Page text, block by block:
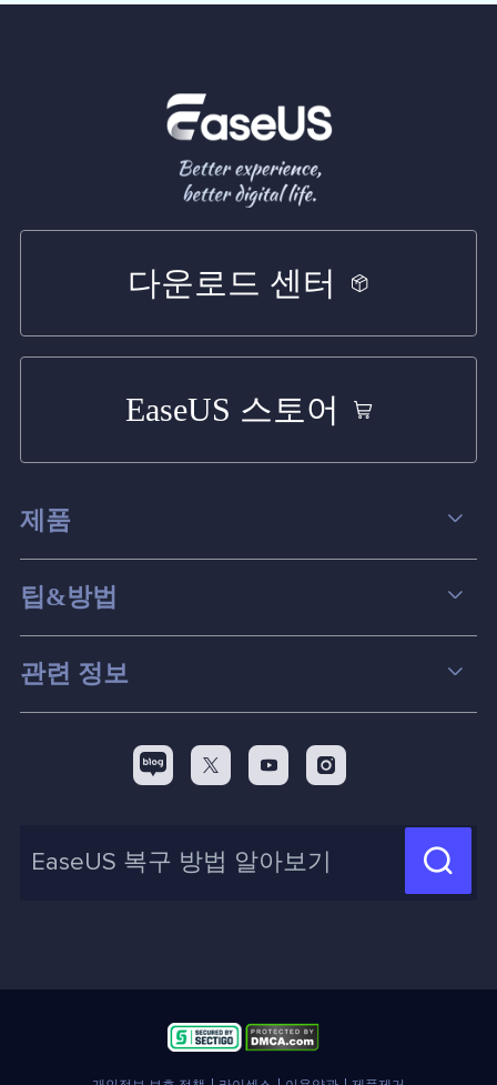
다운로드 센터
EaseUS 스토어
제품
데이터 복구
파티션 관리
스크린 레코더
백업&복원
신제품 New
팁&방법
컴퓨터 데이터 복구 팁
맥 데이터 복구 팁
디스크 파티션 팁
화면 녹화 팁
인사이트 보고서
관련 정보
리셀러
제휴 문의
  
